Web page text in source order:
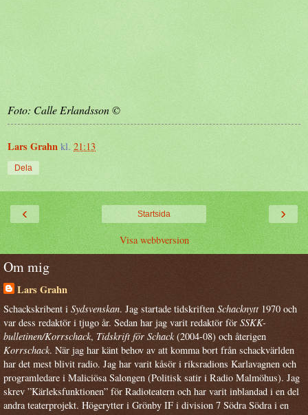
Foto: Calle Erlandsson ©
Lars Grahn kl. 21:13
Dela
‹ ›
Startsida
Visa webbversion
Om mig
Lars Grahn
Schackskribent i Sydsvenskan. Jag startade tidskriften Schacknytt 1970 och
var dess redaktör i tjugo år. Sedan har jag varit redaktör för SSKK-
bulletinen/Korrschack, Tidskrift för Schack(2004-08) och återigen
Korrschack. När jag har känt behov av att komma bort från schackvärlden
har det mest blivit radio. Jag har varit kåsör i riksradions Karlavagnen och
programledare i Maliciösa Salongen (Politisk satir i Radio Malmöhus). Jag
skrev ”Kärleksfunktionen” för Radioteatern och har varit inblandad i en del
andra teaterprojekt. Högerytter i Grönby IF i division 7 Södra Södra i en